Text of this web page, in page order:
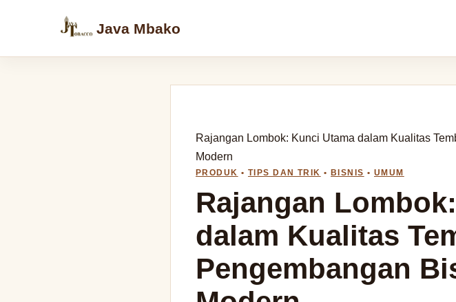
Java Mbako
Rajangan Lombok: Kunci Utama dalam Kualitas
Modern
PRODUK • TIPS DAN TRIK • BISNIS • UMUM
Rajangan
dalam Kualitas
Pengembangan